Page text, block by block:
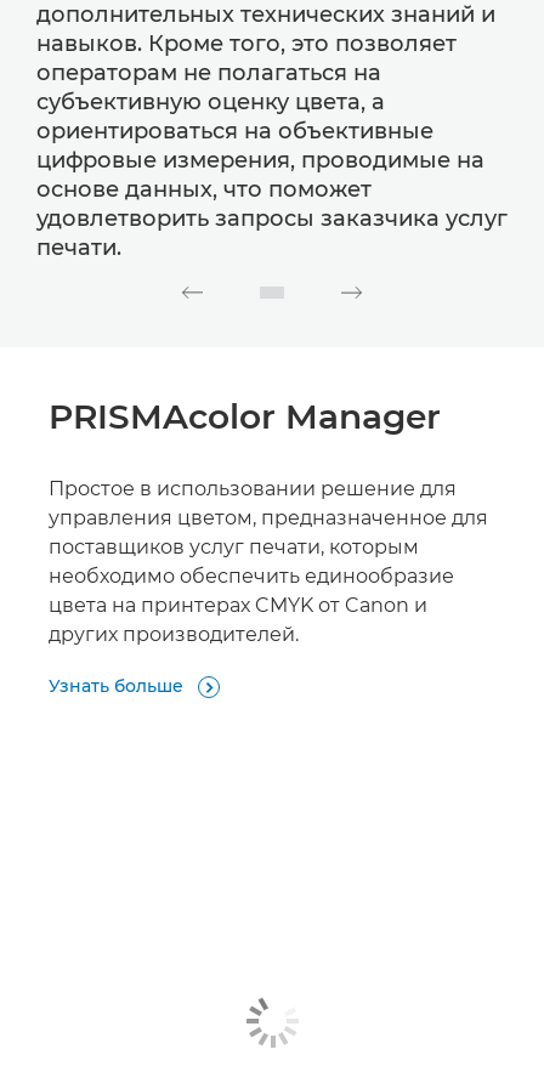
дополнительных технических знаний и
навыков. Кроме того, это позволяет
операторам не полагаться на
субъективную оценку цвета, а
ориентироваться на объективные
цифровые измерения, проводимые на
основе данных, что поможет
удовлетворить запросы заказчика услуг
печати.
PRISMAcolor Manager
Простое в использовании решение для
управления цветом, предназначенное для
поставщиков услуг печати, которым
необходимо обеспечить единообразие
цвета на принтерах CMYK от Canon и
других производителей.
Узнать больше 